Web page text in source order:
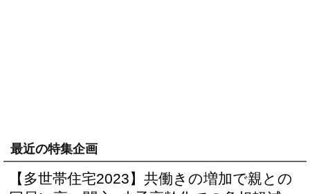
最近の特集企画
【多世帯住宅2023】共働きの増加で親との